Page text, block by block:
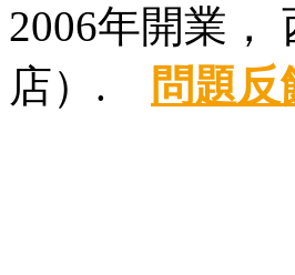
2006年開業，
店）.
問題反